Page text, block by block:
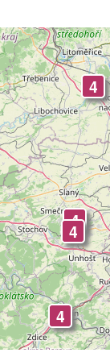
4
4
4
4